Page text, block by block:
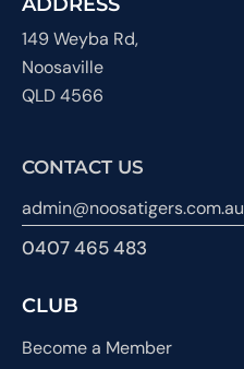
149 Weyba Rd,
Noosaville
QLD 4566
CONTACT US
admin@noosatigers.com.au
0407 465 483
CLUB
Become a Member